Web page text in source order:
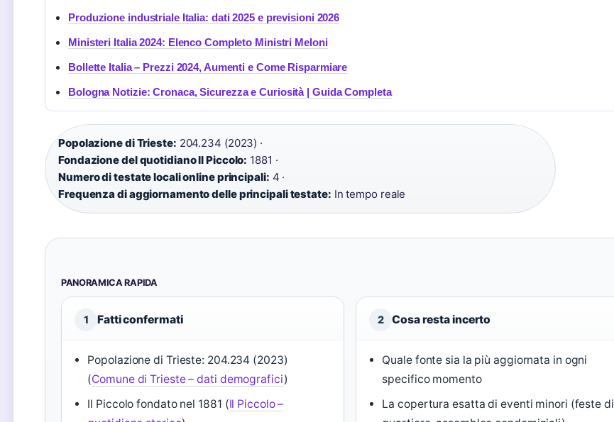
Produzione industriale Italia: dati 2025 e previsioni 2026
Ministeri Italia 2024: Elenco Completo Ministri Meloni
Bollette Italia – Prezzi 2024, Aumenti e Come Risparmiare
Bologna Notizie: Cronaca, Sicurezza e Curiosità | Guida Completa
Popolazione di Trieste: 204.234 (2023) ·
Fondazione del quotidiano Il Piccolo: 1881 ·
Numero di testate locali online principali: 4 ·
Frequenza di aggiornamento delle principali testate: In tempo reale
PANORAMICA RAPIDA
1 Fatti confermati
Popolazione di Trieste: 204.234 (2023)
(Comune di Trieste – dati demografici)
Il Piccolo fondato nel 1881 (Il Piccolo –
2 Cosa resta incerto
Quale fonte sia la più aggiornata in ogni
specifico momento
La copertura esatta di eventi minori (feste di